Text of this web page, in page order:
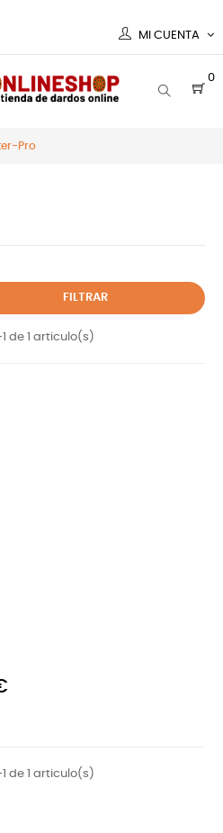
MI CUENTA
0
Pro
FILTRAR
de 1 articulo(s)
de 1 articulo(s)